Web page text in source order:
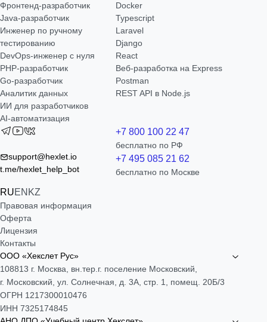
Фронтенд-разработчик
Java-разработчик
Инженер по ручному
тестированию
DevOps-инженер с нуля
РНР-разработчик
Go-разработчик
Аналитик данных
ИИ для разработчиков
AI-автоматизация
Docker
Typescript
Laravel
Django
React
Веб-разработка на Express
Postman
REST API в Node.js
support@hexlet.io
t.me/hexlet_help_bot
RUEN KZ
+7 800 100 22 47
бесплатно по РФ
+7 495 085 21 62
бесплатно по Москве
Правовая информация
Оферта
Лицензия
Контакты
ООО «Хекслет Рус»
108813 г. Москва, вн.тер.г. поселение Московский,
г. Московский, ул. Солнечная, д. 3А, стр. 1, помещ. 20Б/3
ОГРН 1217300010476
ИНН 7325174845